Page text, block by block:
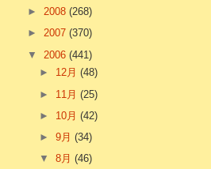
► 2008 (268)
► 2007 (370)
▼ 2006 (441)
► 12月(48)
► 11月(25)
► 10月(42)
►9月(34)
▼8月(46)